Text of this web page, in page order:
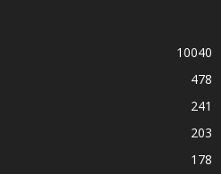
10040
478
241
203
178